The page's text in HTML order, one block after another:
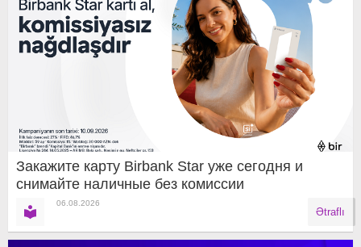
Закажите карту Birbank Star уже сегодня и
снимайте наличные без комиссии
06.08.2026
Ətraflı